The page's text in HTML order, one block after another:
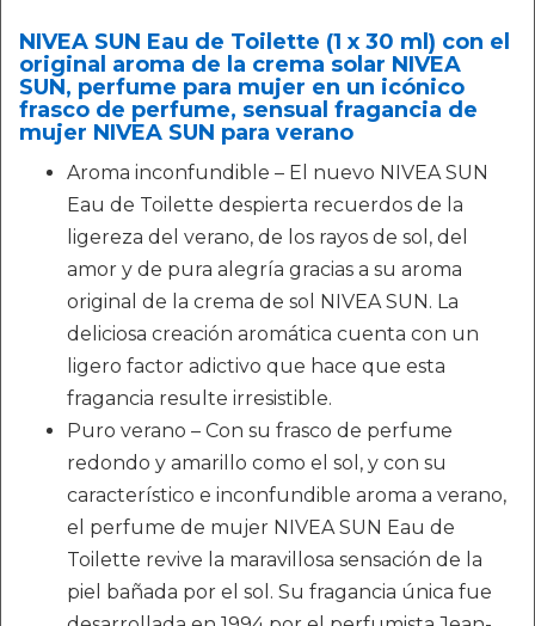
NIVEA SUN Eau de Toilette (1 x 30 ml) con el
original aroma de la crema solar NIVEA
SUN, perfume para mujer en un icónico
frasco de perfume, sensual fragancia de
mujer NIVEA SUN para verano
Aroma inconfundible – El nuevo NIVEA SUN
Eau de Toilette despierta recuerdos de la
ligereza del verano, de los rayos de sol, del
amor y de pura alegría gracias a su aroma
original de la crema de sol NIVEA SUN. La
deliciosa creación aromática cuenta con un
ligero factor adictivo que hace que esta
fragancia resulte irresistible.
Puro verano – Con su frasco de perfume
redondo y amarillo como el sol, y con su
característico e inconfundible aroma a verano,
el perfume de mujer NIVEA SUN Eau de
Toilette revive la maravillosa sensación de la
piel bañada por el sol. Su fragancia única fue